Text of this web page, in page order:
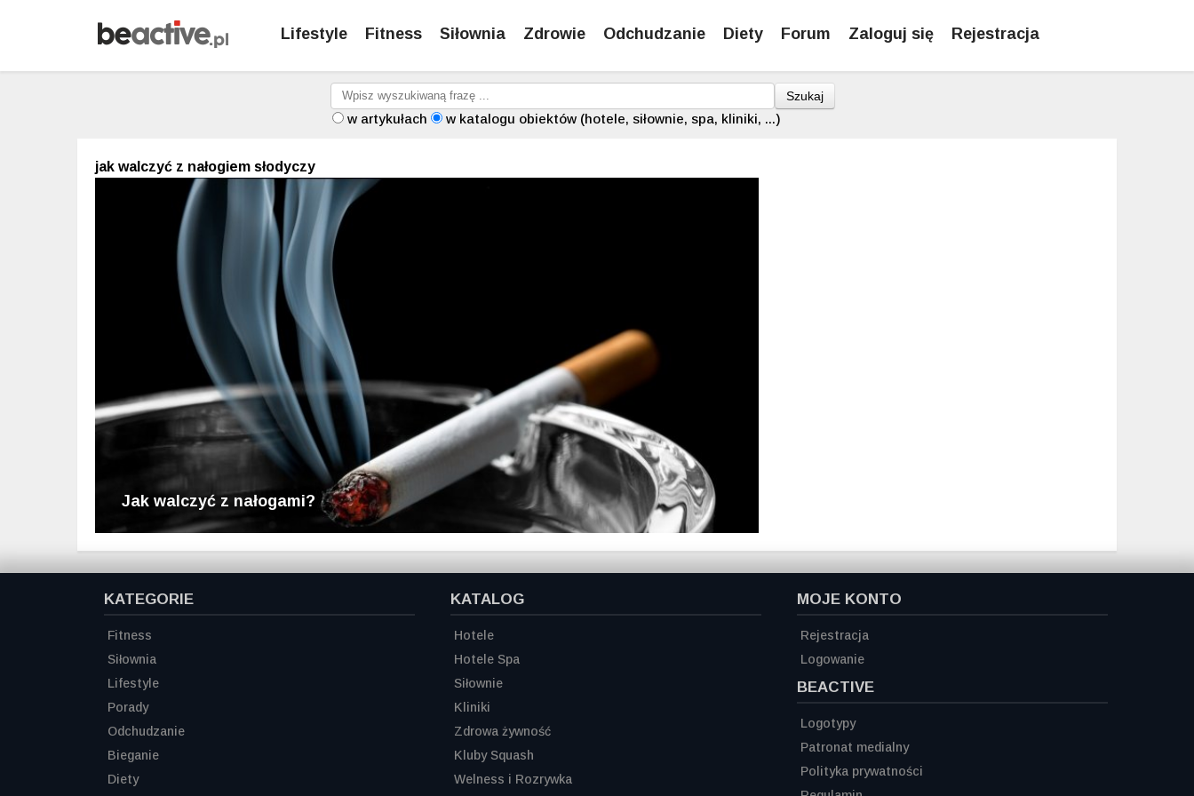
Lifestyle Fitness Siłownia Zdrowie Odchudzanie Diety Forum Zaloguj się Rejestracja
Szukaj
w artykułach w katalogu obiektów (hotele, siłownie, spa, kliniki, ...)
jak walczyć z nałogiem słodyczy
Jak walczyć z nałogami?
KATEGORIE
Fitness
Siłownia
Lifestyle
Porady
Odchudzanie
Bieganie
Diety
KATALOG
Hotele
Hotele Spa
Siłownie
Kliniki
Zdrowa żywność
Kluby Squash
Welness i Rozrywka
MOJE KONTO
Rejestracja
Logowanie
BEACTIVE
Logotypy
Patronat medialny
Polityka prywatności